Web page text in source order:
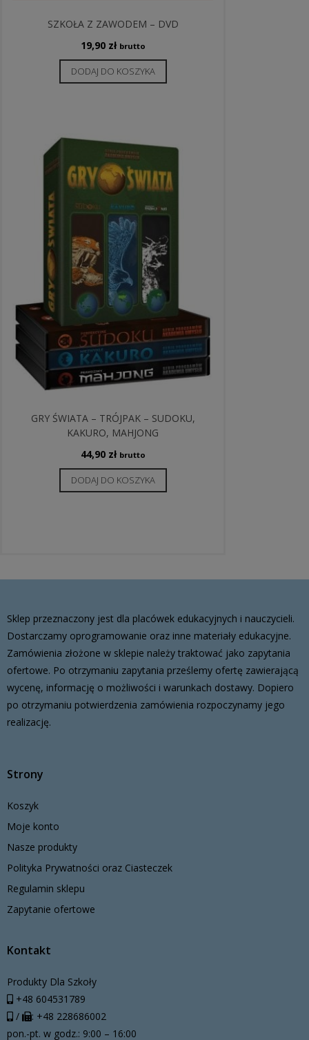
SZKOŁA Z ZAWODEM – DVD
19,90 zł brutto
DODAJ DO KOSZYKA
GRY ŚWIATA – TRÓJPAK – SUDOKU,
KAKURO, MAHJONG
44,90 zł brutto
DODAJ DO KOSZYKA
Sklep przeznaczony jest dla placówek edukacyjnych i nauczycieli.
Dostarczamy oprogramowanie oraz inne materiały edukacyjne.
Zamówienia złożone w sklepie należy traktować jako zapytania
ofertowe. Po otrzymaniu zapytania prześlemy ofertę zawierającą
wycenę, informację o możliwości i warunkach dostawy. Dopiero
po otrzymaniu potwierdzenia zamówienia rozpoczynamy jego
realizację.
Strony
Koszyk
Moje konto
Nasze produkty
Polityka Prywatności oraz Ciasteczek
Regulamin sklepu
Zapytanie ofertowe
Kontakt
Produkty Dla Szkoły
+48 604531789
/
: +48 228686002
pon.-pt. w godz.: 9:00 – 16:00